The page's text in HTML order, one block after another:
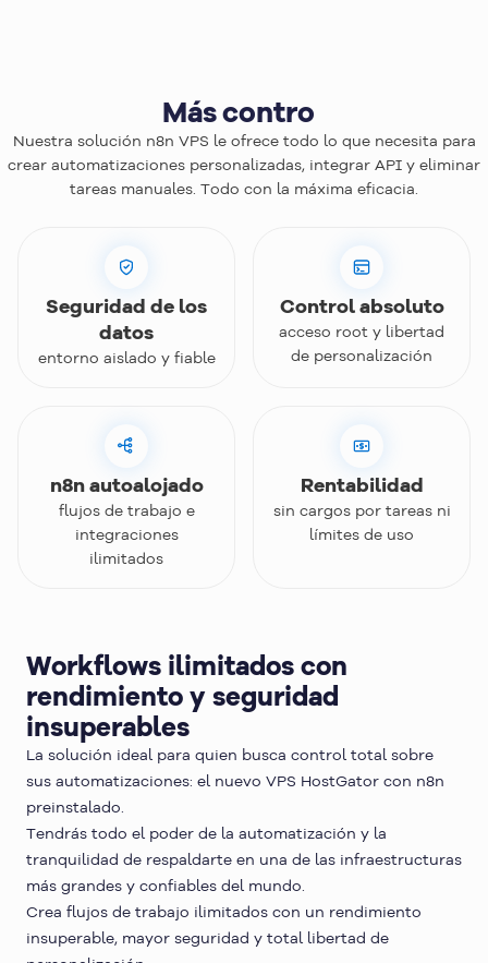
Más control
Nuestra solución n8n VPS le ofrece todo lo que necesita para
crear automatizaciones personalizadas, integrar API y eliminar
tareas manuales. Todo con la máxima eficacia.
Seguridad de los
datos
entorno aislado y fiable
Control absoluto
acceso root y libertad
de personalización
n8n autoalojado
flujos de trabajo e
integraciones
ilimitados
Rentabilidad
sin cargos por tareas ni
límites de uso
Workflows ilimitados con
rendimiento y seguridad
insuperables
La solución ideal para quien busca control total sobre
sus automatizaciones: el nuevo VPS HostGator con n8n
preinstalado.
Tendrás todo el poder de la automatización y la
tranquilidad de respaldarte en una de las infraestructuras
más grandes y confiables del mundo.
Crea flujos de trabajo ilimitados con un rendimiento
insuperable, mayor seguridad y total libertad de